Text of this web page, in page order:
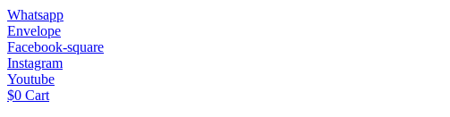
Ir
al
contenido
Whatsapp
Envelope
Facebook-square
Instagram
Youtube
$0 Cart